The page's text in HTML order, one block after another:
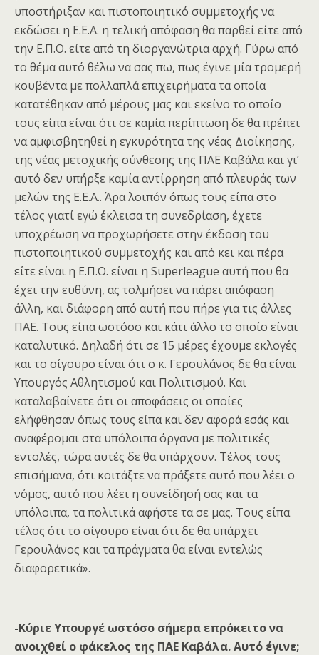
υποστήριξαν και πιστοποιητικό συμμετοχής να
εκδώσει η Ε.Ε.Α. η τελική απόφαση θα παρθεί είτε από
την Ε.Π.Ο. είτε από τη διοργανώτρια αρχή. Γύρω από
το θέμα αυτό θέλω να σας πω, πως έγινε μία τρομερή
κουβέντα με πολλαπλά επιχειρήματα τα οποία
κατατέθηκαν από μέρους μας και εκείνο το οποίο
τους είπα είναι ότι σε καμία περίπτωση δε θα πρέπει
να αμφισβητηθεί η εγκυρότητα της νέας Διοίκησης,
της νέας μετοχικής σύνθεσης της ΠΑΕ Καβάλα και γι’
αυτό δεν υπήρξε καμία αντίρρηση από πλευράς των
μελών της Ε.Ε.Α.. Άρα λοιπόν όπως τους είπα στο
τέλος γιατί εγώ έκλεισα τη συνεδρίαση, έχετε
υποχρέωση να προχωρήσετε στην έκδοση του
πιστοποιητικού συμμετοχής και από κει και πέρα
είτε είναι η Ε.Π.Ο. είναι η Superleague αυτή που θα
έχει την ευθύνη, ας τολμήσει να πάρει απόφαση
άλλη, και διάφορη από αυτή που πήρε για τις άλλες
ΠΑΕ. Τους είπα ωστόσο και κάτι άλλο το οποίο είναι
καταλυτικό. Δηλαδή ότι σε 15 μέρες έχουμε εκλογές
και το σίγουρο είναι ότι ο κ. Γερουλάνος δε θα είναι
Υπουργός Αθλητισμού και Πολιτισμού. Και
καταλαβαίνετε ότι οι αποφάσεις οι οποίες
ελήφθησαν όπως τους είπα και δεν αφορά εσάς και
αναφέρομαι στα υπόλοιπα όργανα με πολιτικές
εντολές, τώρα αυτές δε θα υπάρχουν. Τέλος τους
επισήμανα, ότι κοιτάξτε να πράξετε αυτό που λέει ο
νόμος, αυτό που λέει η συνείδησή σας και τα
υπόλοιπα, τα πολιτικά αφήστε τα σε μας. Τους είπα
τέλος ότι το σίγουρο είναι ότι δε θα υπάρχει
Γερουλάνος και τα πράγματα θα είναι εντελώς
διαφορετικά».
-Κύριε Υπουργέ ωστόσο σήμερα επρόκειτο να
ανοιχθεί ο φάκελος της ΠΑΕ Καβάλα. Αυτό έγινε;